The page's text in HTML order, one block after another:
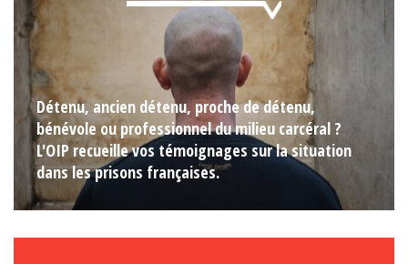
Détenu, ancien détenu, proche de détenu,
bénévole ou professionnel du milieu carcéral ?
L'OIP recueille vos témoignages sur la situation
dans les prisons françaises.